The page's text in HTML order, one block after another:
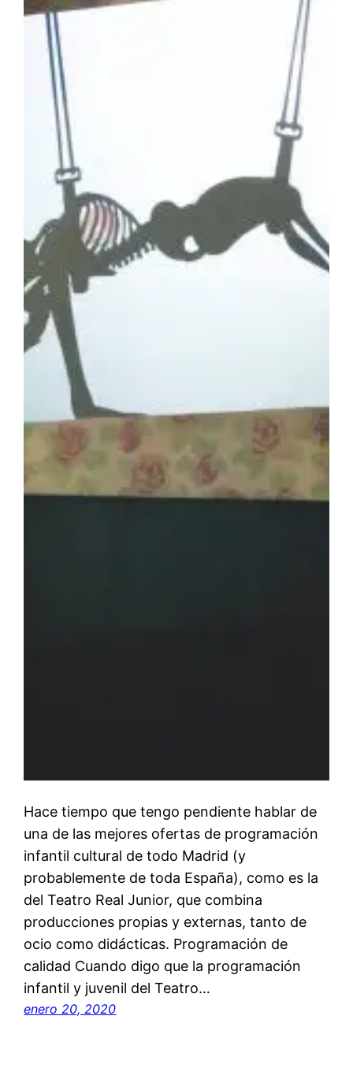
Hace tiempo que tengo pendiente hablar de
una de las mejores ofertas de programación
infantil cultural de todo Madrid (y
probablemente de toda España), como es la
del Teatro Real Junior, que combina
producciones propias y externas, tanto de
ocio como didácticas. Programación de
calidad Cuando digo que la programación
infantil y juvenil del Teatro…
enero 20, 2020